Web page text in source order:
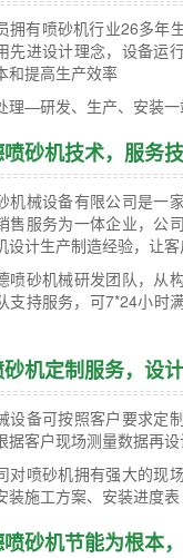
拥有喷砂机行业26多年
先进设计理念，设备运
和提高生产效率
理—研发、生产、安装一
砂机技术，服务
机械设备有限公司是一
售服务为一体企业，公
设计生产制造经验，让
喷砂机械研发团队，从
支持服务，可7*24小时
机定制服务，设
设备可按照客户要求定
据客户现场测量数据再设
对喷砂机拥有强大的现
装施工方案、安装进度表
砂机节能为根本